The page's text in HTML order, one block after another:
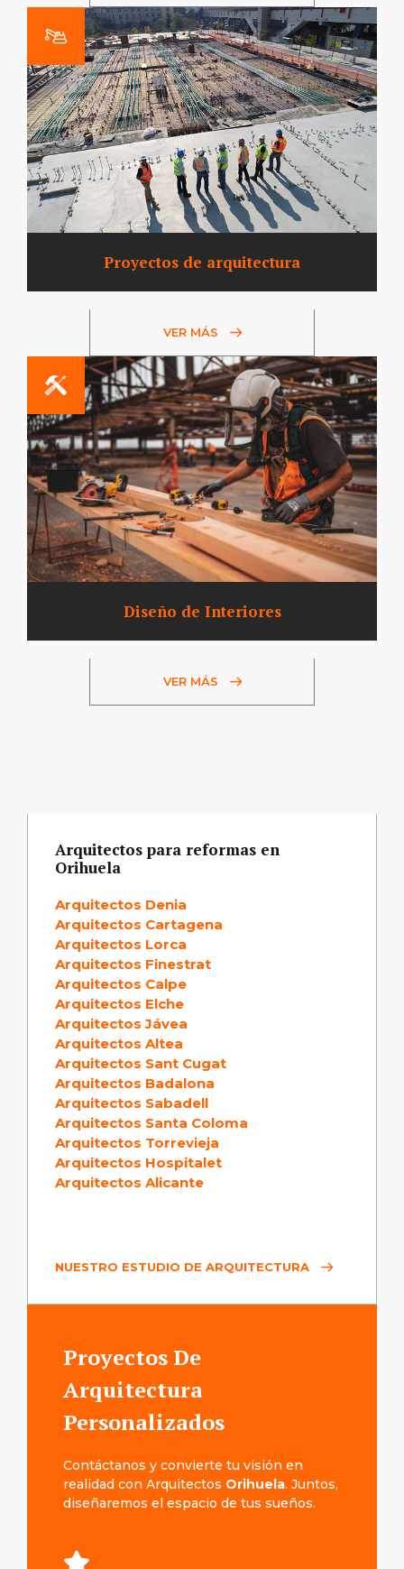
Proyectos de arquitectura
VER MÁS
Diseño de Interiores
VER MÁS
Arquitectos para reformas en
Orihuela
Arquitectos Denia
Arquitectos Cartagena
Arquitectos Lorca
Arquitectos Finestrat
Arquitectos Calpe
Arquitectos Elche
Arquitectos Jávea
Arquitectos Altea
Arquitectos Sant Cugat
Arquitectos Badalona
Arquitectos Sabadell
Arquitectos Santa Coloma
Arquitectos Torrevieja
Arquitectos Hospitalet
Arquitectos Alicante
NUESTRO ESTUDIO DE ARQUITECTURA
Proyectos De
Arquitectura
Personalizados
Contáctanos y convierte tu visión en
realidad con Arquitectos Orihuela. Juntos,
diseñaremos el espacio de tus sueños.